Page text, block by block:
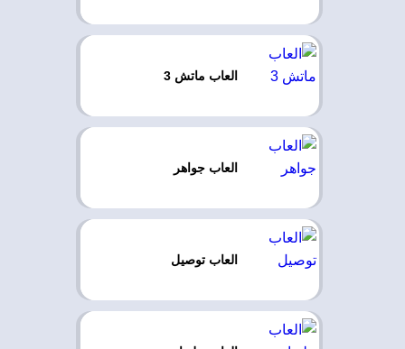
العاب ماتش 3
العاب جواهر
العاب توصيل